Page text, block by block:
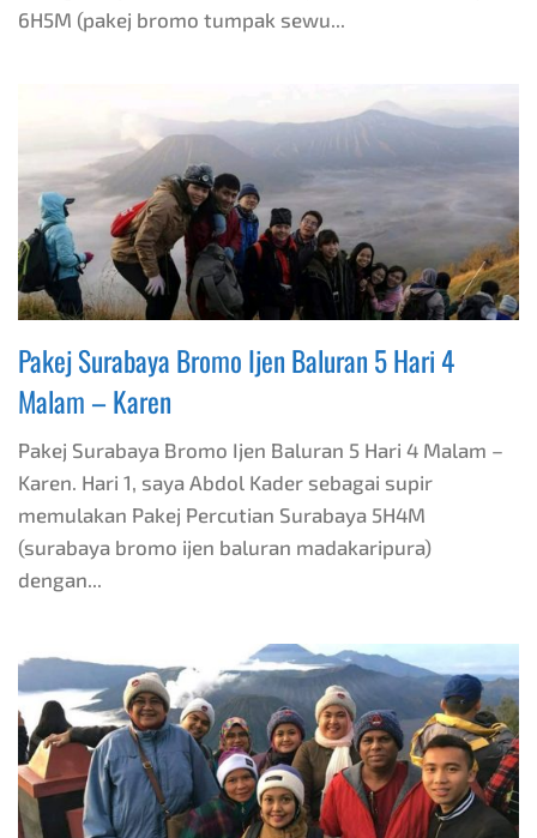
6H5M (pakej bromo tumpak sewu...
Pakej Surabaya Bromo Ijen Baluran 5 Hari 4
Malam – Karen
Pakej Surabaya Bromo Ijen Baluran 5 Hari 4 Malam –
Karen. Hari 1, saya Abdol Kader sebagai supir
memulakan Pakej Percutian Surabaya 5H4M
(surabaya bromo ijen baluran madakaripura)
dengan...